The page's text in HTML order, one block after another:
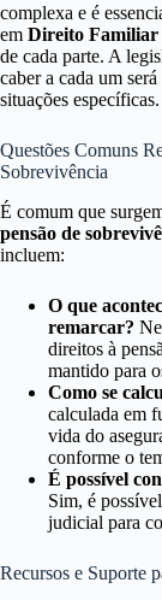
complexa e é
em Direito Familiar
de cada parte. A
caber a cada um
situações específicas.
Questões Comuns
Sobrevivência
É comum que
pensão de
incluem:
O que
remarcar?
direitos à
mantido para
Como se
calculada em
vida do
conforme o
É possível
Sim, é
judicial para
Recursos e Suporte